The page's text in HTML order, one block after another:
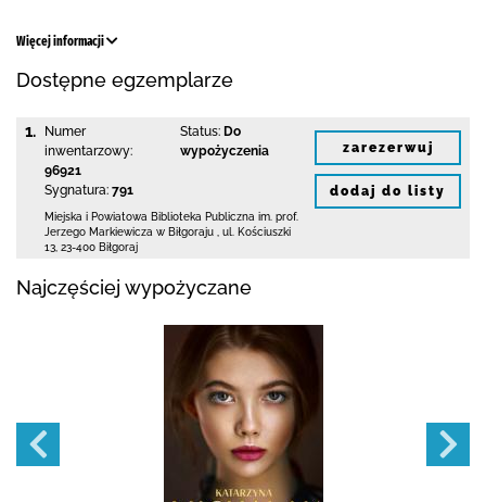
Więcej informacji
Dostępne egzemplarze
1.
Numer
inwentarzowy:
96921
Sygnatura: 791
Status: Do
wypożyczenia
Miejska i Powiatowa Biblioteka Publiczna im. prof.
Jerzego Markiewicza w Biłgoraju
ul. Kościuszki
13 23-400 Biłgoraj
zarezerwuj
dodaj do listy
Najczęściej wypożyczane